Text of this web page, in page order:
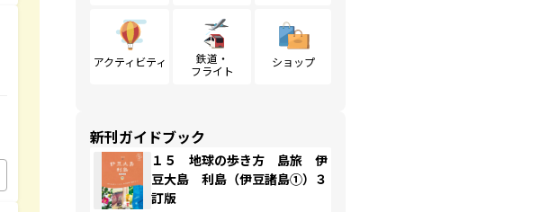
アクティビティ
鉄道・
フライト
ショップ
新刊ガイドブック
１５ 地球の歩き方 島旅 伊
豆大島 利島（伊豆諸島①）３
訂版